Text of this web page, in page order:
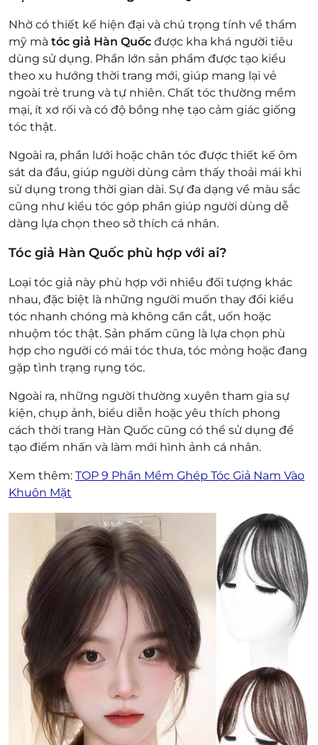
Nhờ có thiết kế hiện đại và chú trọng tính về thẩm
mỹ mà tóc giả Hàn Quốc được kha khá người tiêu
dùng sử dụng. Phần lớn sản phẩm được tạo kiểu
theo xu hướng thời trang mới, giúp mang lại vẻ
ngoài trẻ trung và tự nhiên. Chất tóc thường mềm
mại, ít xơ rối và có độ bồng nhẹ tạo cảm giác giống
tóc thật.
Ngoài ra, phần lưới hoặc chân tóc được thiết kế ôm
sát da đầu, giúp người dùng cảm thấy thoải mái khi
sử dụng trong thời gian dài. Sự đa dạng về màu sắc
cũng như kiểu tóc góp phần giúp người dùng dễ
dàng lựa chọn theo sở thích cá nhân.
Tóc giả Hàn Quốc phù hợp với ai?
Loại tóc giả này phù hợp với nhiều đối tượng khác
nhau, đặc biệt là những người muốn thay đổi kiểu
tóc nhanh chóng mà không cần cắt, uốn hoặc
nhuộm tóc thật. Sản phẩm cũng là lựa chọn phù
hợp cho người có mái tóc thưa, tóc mỏng hoặc đang
gặp tình trạng rụng tóc.
Ngoài ra, những người thường xuyên tham gia sự
kiện, chụp ảnh, biểu diễn hoặc yêu thích phong
cách thời trang Hàn Quốc cũng có thể sử dụng để
tạo điểm nhấn và làm mới hình ảnh cá nhân.
Xem thêm: TOP 9 Phần Mềm Ghép Tóc Giả Nam Vào
Khuôn Mặt